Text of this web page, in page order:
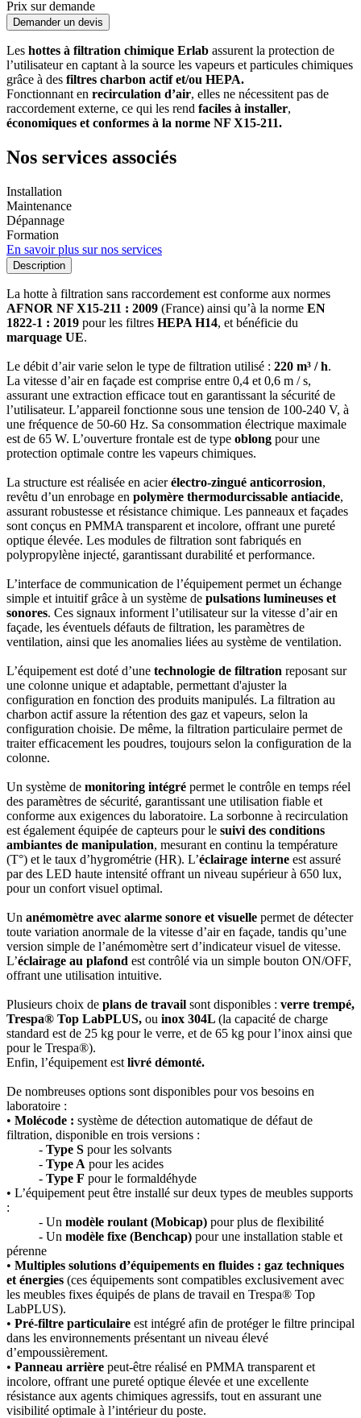
Prix sur demande
Demander un devis
Les hottes à filtration chimique Erlab assurent la protection de
l’utilisateur en captant à la source les vapeurs et particules chimiques
grâce à des filtres charbon actif et/ou HEPA.
Fonctionnant en recirculation d’air, elles ne nécessitent pas de
raccordement externe, ce qui les rend faciles à installer,
économiques et conformes à la norme NF X15-211.
Nos services associés
Installation
Maintenance
Dépannage
Formation
En savoir plus sur nos services
Description
La hotte à filtration sans raccordement est conforme aux normes
AFNOR NF X15-211 : 2009 (France) ainsi qu’à la norme EN
1822-1 : 2019 pour les filtres HEPA H14, et bénéficie du
marquage UE.
Le débit d’air varie selon le type de filtration utilisé : 220 m³ / h.
La vitesse d’air en façade est comprise entre 0,4 et 0,6 m / s,
assurant une extraction efficace tout en garantissant la sécurité de
l’utilisateur. L’appareil fonctionne sous une tension de 100-240 V, à
une fréquence de 50-60 Hz. Sa consommation électrique maximale
est de 65 W. L’ouverture frontale est de type oblong pour une
protection optimale contre les vapeurs chimiques.
La structure est réalisée en acierélectro-zingué anticorrosion,
revêtu d’un enrobage en polymère thermodurcissable antiacide,
assurant robustesse et résistance chimique. Les panneaux et façades
sont conçus en PMMA transparent et incolore, offrant une pureté
optique élevée. Les modules de filtration sont fabriqués en
polypropylène injecté, garantissant durabilité et performance.
L’interface de communication de l’équipement permet un échange
simple et intuitif grâce à un système de pulsations lumineuses et
sonores. Ces signaux informent l’utilisateur sur la vitesse d’air en
façade, les éventuels défauts de filtration, les paramètres de
ventilation, ainsi que les anomalies liées au système de ventilation.
L’équipement est doté d’une technologie de filtration reposant sur
une colonne unique et adaptable, permettant d'ajuster la
configuration en fonction des produits manipulés. La filtration au
charbon actif assure la rétention des gaz et vapeurs, selon la
configuration choisie. De même, la filtration particulaire permet de
traiter efficacement les poudres, toujours selon la configuration de la
colonne.
Un système de monitoring intégré permet le contrôle en temps réel
des paramètres de sécurité, garantissant une utilisation fiable et
conforme aux exigences du laboratoire. La sorbonne à recirculation
est également équipée de capteurs pour le suivi des conditions
ambiantes de manipulation, mesurant en continu la température
(T°) et le taux d’hygrométrie (HR). L’éclairage interne est assuré
par des LED haute intensité offrant un niveau supérieur à 650 lux,
pour un confort visuel optimal.
Un anémomètre avec alarme sonore et visuelle permet de détecter
toute variation anormale de la vitesse d’air en façade, tandis qu’une
version simple de l’anémomètre sert d’indicateur visuel de vitesse.
L’éclairage au plafond est contrôlé via un simple bouton ON/OFF,
offrant une utilisation intuitive.
Plusieurs choix de plans de travail sont disponibles : verre trempé,
Trespa® Top LabPLUS, ou inox 304L (la capacité de charge
standard est de 25 kg pour le verre, et de 65 kg pour l’inox ainsi que
pour le Trespa®).
Enfin, l’équipement est livré démonté.
De nombreuses options sont disponibles pour vos besoins en
laboratoire :
• Molécode : système de détection automatique de défaut de
filtration, disponible en trois versions :
- Type S pour les solvants
- Type A pour les acides
- Type F pour le formaldéhyde
• L’équipement peut être installé sur deux types de meubles supports
:
- Un modèle roulant (Mobicap) pour plus de flexibilité
- Un modèle fixe (Benchcap) pour une installation stable et
pérenne
• Multiples solutions d’équipements en fluides : gaz techniques
et énergies (ces équipements sont compatibles exclusivement avec
les meubles fixes équipés de plans de travail en Trespa® Top
LabPLUS).
• Pré-filtre particulaire est intégré afin de protéger le filtre principal
dans les environnements présentant un niveau élevé
d’empoussièrement.
• Panneau arrière peut-être réalisé en PMMA transparent et
incolore, offrant une pureté optique élevée et une excellente
résistance aux agents chimiques agressifs, tout en assurant une
visibilité optimale à l’intérieur du poste.